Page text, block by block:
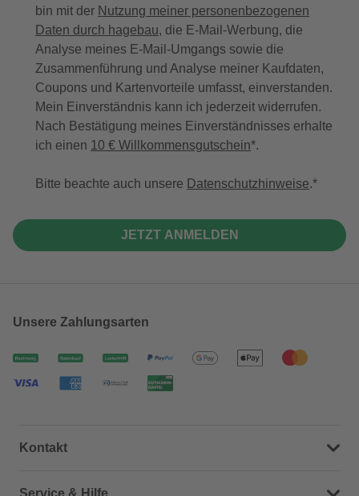
bin mit der Nutzung meiner personenbezogenen
Daten durch hagebau, die E-Mail-Werbung, die
Analyse meines E-Mail-Umgangs sowie die
Zusammenführung und Analyse meiner Kaufdaten,
Coupons und Kartenvorteile umfasst, einverstanden.
Mein Einverständnis kann ich jederzeit widerrufen.
Nach Bestätigung meines Einverständnisses erhalte
ich einen 10 € Willkommensgutschein*.
Bitte beachte auch unsere Datenschutzhinweise.
JETZT ANMELDEN
Unsere Zahlungsarten
Kontakt
Dein Kontakt zu uns